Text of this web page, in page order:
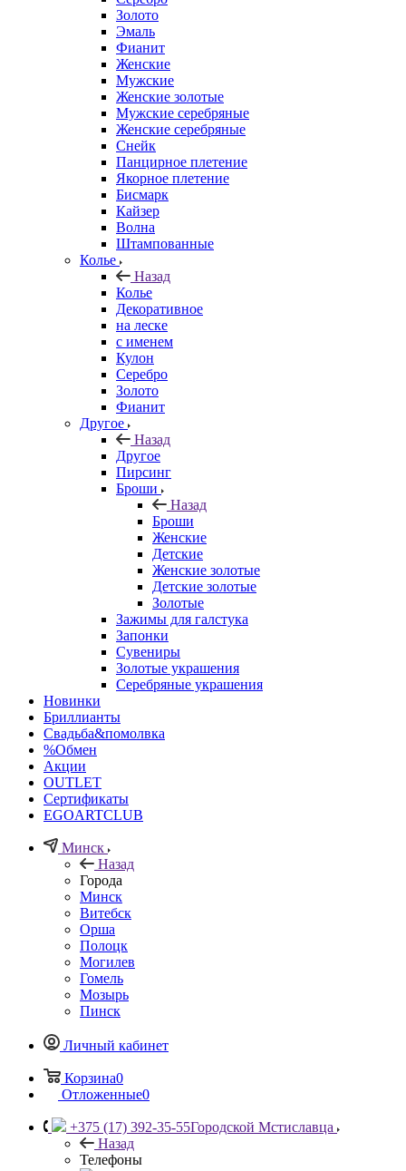
Золото
Эмаль
Фианит
Женские
Мужские
Женские золотые
Мужские серебряные
Женские серебряные
Снейк
Панцирное плетение
Якорное плетение
Бисмарк
Кайзер
Волна
Штампованные
Колье
Назад
Колье
Декоративное
на леске
с именем
Кулон
Серебро
Золото
Фианит
Другое
Назад
Другое
Пирсинг
Броши
Назад
Броши
Женские
Детские
Женские золотые
Детские золотые
Золотые
Зажимы для галстука
Запонки
Сувениры
Золотые украшения
Серебряные украшения
Новинки
Бриллианты
Свадьба&помолвка
%Обмен
Акции
OUTLET
Сертификаты
EGOARTCLUB
Минск
Назад
Города
Минск
Витебск
Орша
Полоцк
Могилев
Гомель
Мозырь
Пинск
Личный кабинет
Корзина0
Отложенные0
+375 (17) 392-35-55Городской Мстиславца
Назад
Телефоны